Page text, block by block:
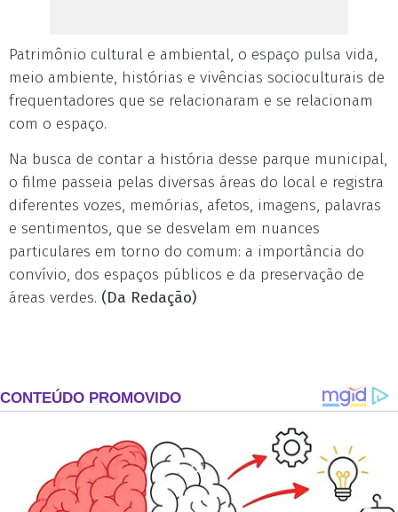
Patrimônio cultural e ambiental, o espaço pulsa vida,
meio ambiente, histórias e vivências socioculturais de
frequentadores que se relacionaram e se relacionam
com o espaço.
Na busca de contar a história desse parque municipal,
o filme passeia pelas diversas áreas do local e registra
diferentes vozes, memórias, afetos, imagens, palavras
e sentimentos, que se desvelam em nuances
particulares em torno do comum: a importância do
convívio, dos espaços públicos e da preservação de
áreas verdes. (Da Redação)